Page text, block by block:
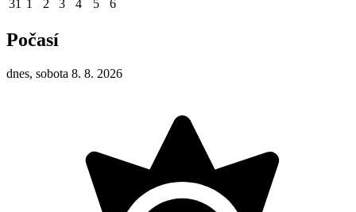
31 1 2 3 4 5 6
Počasí
dnes, sobota 8. 8. 2026